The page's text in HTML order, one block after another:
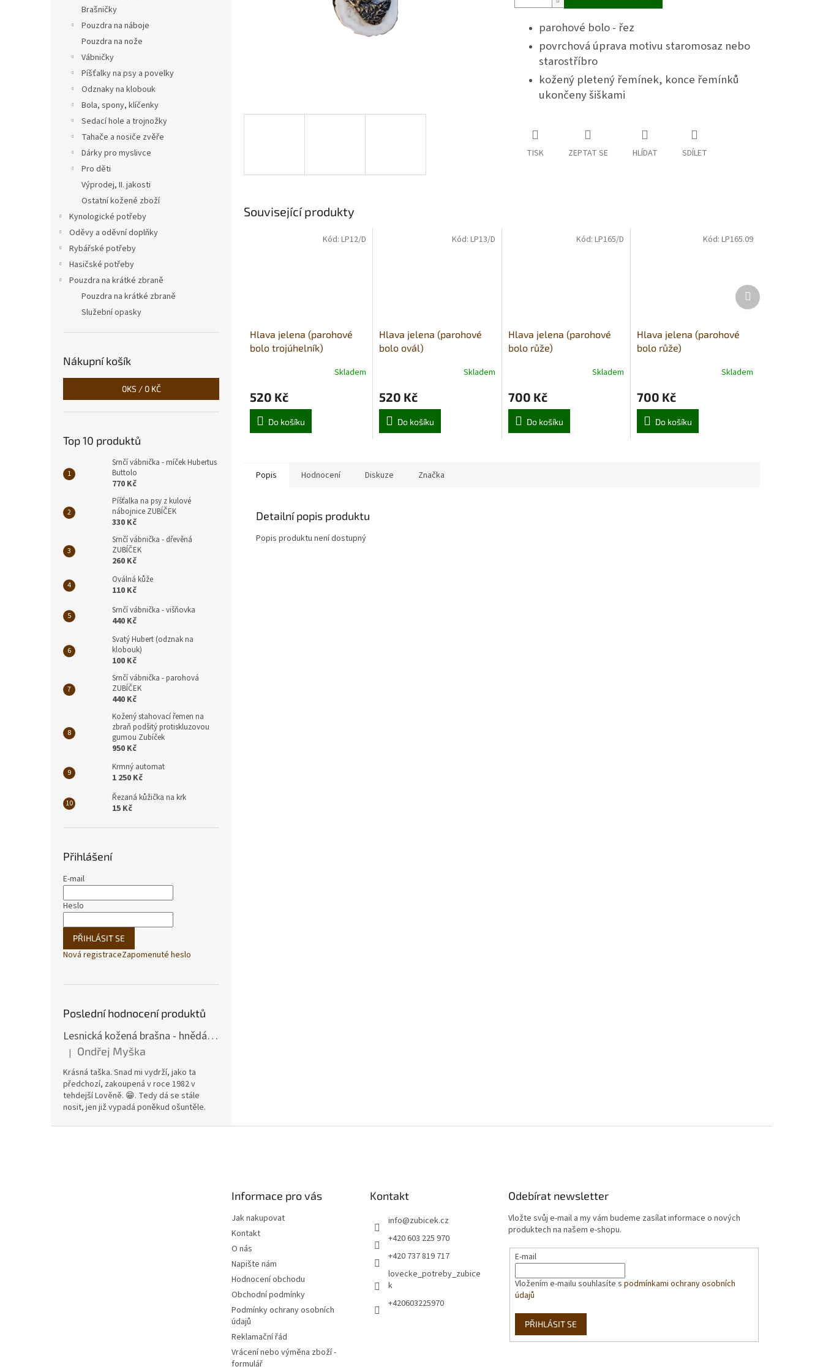
Brašničky
Pouzdra na náboje
Pouzdra na nože
Vábničky
Píšťalky na psy a povelky
Odznaky na klobouk
Bola, spony, klíčenky
Sedací hole a trojnožky
Tahače a nosiče zvěře
Dárky pro myslivce
Pro děti
Výprodej, II. jakosti
Ostatní kožené zboží
Kynologické potřeby
Oděvy a oděvní doplňky
Rybářské potřeby
Hasičské potřeby
Pouzdra na krátké zbraně
Pouzdra na krátké zbraně
Služební opasky
Nákupní košík
0KS / 0 KČ
Top 10 produktů
Srnčí vábnička - míček Hubertus
Buttolo
770 Kč
Píšťalka na psy z kulové
nábojnice ZUBÍČEK
330 Kč
Srnčí vábnička - dřevěná
ZUBÍČEK
260 Kč
Oválná kůže
110 Kč
Srnčí vábnička - višňovka
440 Kč
Svatý Hubert (odznak na
klobouk)
100 Kč
Srnčí vábnička - parohová
ZUBÍČEK
440 Kč
Kožený stahovací řemen na
zbraň podšitý protiskluzovou
gumou Zubíček
950 Kč
Krmný automat
1 250 Kč
Řezaná kůžička na krk
15 Kč
Přihlášení
E-mail
Heslo
PŘIHLÁSIT SE
Nová registraceZapomenuté heslo
Poslední hodnocení produktů
Lesnická kožená brašna - hnědá hovězina
Hodnocení produktu je 5 z 5 hvězdiček.
| Ondřej Myška
Krásná taška. Snad mi vydrží, jako ta
předchozí, zakoupená v roce 1982 v
tehdejší Lověně. 😁. Tedy dá se stále
nosit, jen již vypadá poněkud ošuntěle.
parohové bolo - řez
povrchová úprava motivu staromosaz nebo
starostříbro
kožený pletený řemínek, konce řemínků
ukončeny šiškami
TISK ZEPTAT SE HLÍDAT SDÍLET
Související produkty
Hlava jelena (parohové
bolo trojúhelník)
Skladem
520 Kč
Do košíku
Kód: LP12/D
Hlava jelena (parohové
bolo ovál)
Skladem
520 Kč
Do košíku
Kód: LP13/D
Hlava jelena (parohové
bolo růže)
Skladem
700 Kč
Do košíku
Kód:LP165/D
Hlava jelena (parohové
bolo růže)
Skladem
700 Kč
Do košíku
Kód: LP165.09
Další
produkt
Popis Hodnocení Diskuze Značka
Detailní popis produktu
Popis produktu není dostupný
Informace pro vás
Jak nakupovat
Kontakt
O nás
Napište nám
Hodnocení obchodu
Obchodní podmínky
Podmínky ochrany osobních
údajů
Reklamační řád
Vrácení nebo výměna zboží -
formulář
Kontakt
info@zubicek.cz
+420 603 225 970
+420 737 819 717
lovecke_potreby_zubice
k
+420603225970
Odebírat newsletter
Vložte svůj e-mail a my vám budeme zasílat informace o nových
produktech na našem e-shopu.
E-mail
Vložením e-mailu souhlasíte spodmínkami ochrany osobních
údajů
PŘIHLÁSIT SE